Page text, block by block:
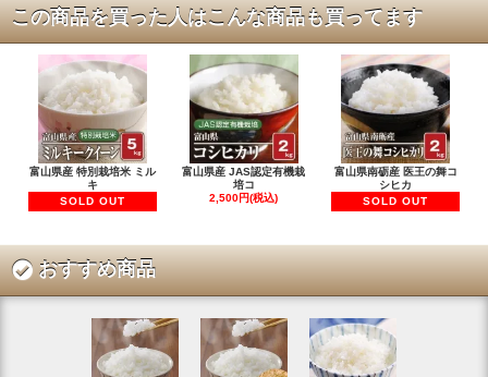
この商品を買った人はこんな商品も買ってます
富山県産 特別栽培米 ミル
キ
SOLD OUT
富山県産 JAS認定有機栽
培コ
2,500円(税込)
富山県南砺産 医王の舞コ
シヒカ
SOLD OUT
おすすめ商品